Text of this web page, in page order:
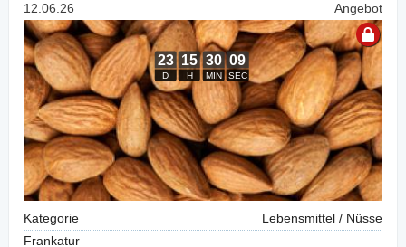
12.06.26 Angebot
Kategorie
Lebensmittel / Nüsse
Frankatur